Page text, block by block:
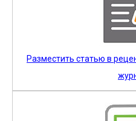
Разместить статью в